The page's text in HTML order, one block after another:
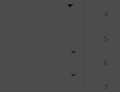
4
5
6
7